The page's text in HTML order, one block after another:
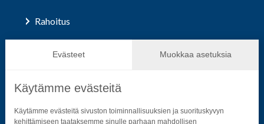
Evästeet Muokkaa asetuksia
Käytämme evästeitä
Käytämme evästeitä sivuston toiminnallisuuksien ja suorituskyvyn
kehittämiseen taataksemme sinulle parhaan mahdollisen
Rahoitus
Hallinto ja päätöksenteko
Seuraa sosiaalisessa mediassa